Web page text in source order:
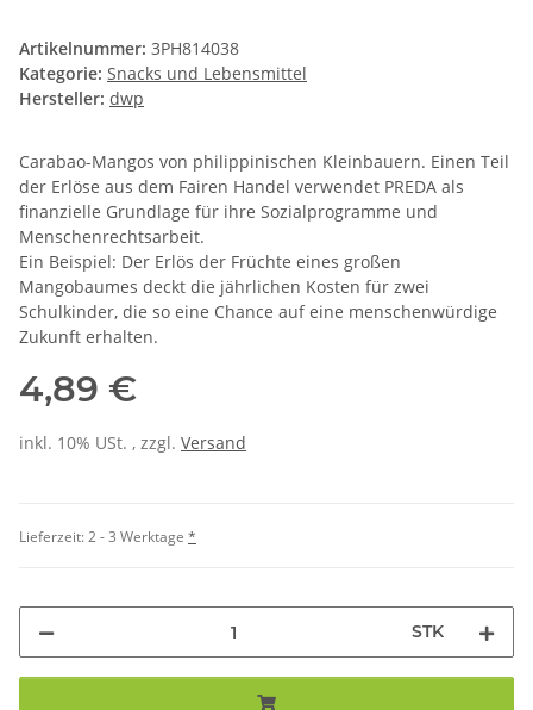
Artikelnummer: 3PH814038
Kategorie: Snacks und Lebensmittel
Hersteller: dwp
Carabao-Mangos von philippinischen Kleinbauern. Einen Teil
der Erlöse aus dem Fairen Handel verwendet PREDA als
finanzielle Grundlage für ihre Sozialprogramme und
Menschenrechtsarbeit.
Ein Beispiel: Der Erlös der Früchte eines großen
Mangobaumes deckt die jährlichen Kosten für zwei
Schulkinder, die so eine Chance auf eine menschenwürdige
Zukunft erhalten.
4,89 €
inkl. 10% USt. , zzgl. Versand
Lieferzeit:2 - 3 Werktage *
STK